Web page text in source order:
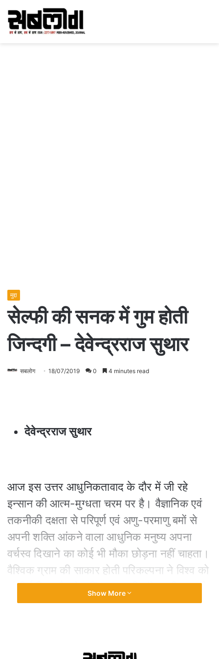
मुद्दा
सेल्फी की सनक में गुम होती
जिन्दगी – देवेन्द्रराज सुथार
सबलोग 18/07/2019 0 4 minutes read
देवेन्द्रराज सुथार
आज इस उत्तर आधुनिकतावाद के दौर में जी रहे
इन्सान की आत्म-मुग्धता चरम पर है। वैज्ञानिक एवं
तकनीकी दक्षता से परिपूर्ण एवं अणु-परमाणु बमों से
अपनी शक्ति आंकने वाला आधुनिक मनुष्य अपना
वर्चस्व दिखाने का कोई भी मौका छोड़ना नहीं चाहता।
वैश्विक ग्राम की साकार होती परिकल्पना ने विश्व को
संकीर्ण किया है, तो वहीं इन्सान की संवेदनशीलता को
भी छीन लिया है। यही कारण है कि मानवीय प्रेम और
नैतिक मूल्यों का ह्रास करने पर आमादा है।
Show More